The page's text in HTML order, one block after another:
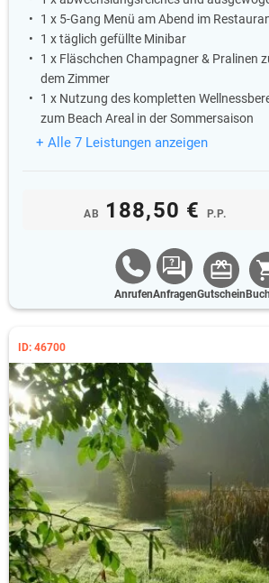
1 x 5-Gang Menü am Abend im
1 x täglich gefüllte Minibar
1 x Fläschchen Champagner & Pralinen
dem Zimmer
1 x Nutzung des kompletten
zum Beach Areal in der Sommersaison
+ Alle 7 Leistungen anzeigen
AB 188,50 € P.P.
AnrufenAnfragenGutschein
ID: 46700